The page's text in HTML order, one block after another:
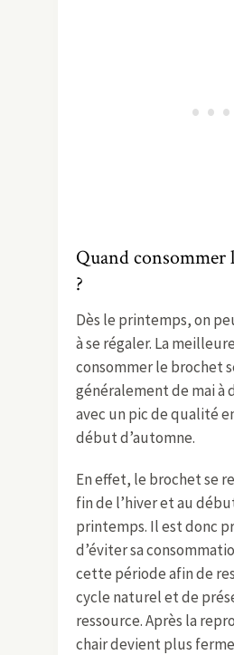
Quand consommer
?
Dès le printemps, on
à se régaler. La
consommer le brochet
généralement de mai à
avec un pic de qualité
début d’automne.
En effet, le brochet se
fin de l’hiver et au
printemps. Il est donc
d’éviter sa
cette période afin de
cycle naturel et de
ressource. Après la
chair devient plus